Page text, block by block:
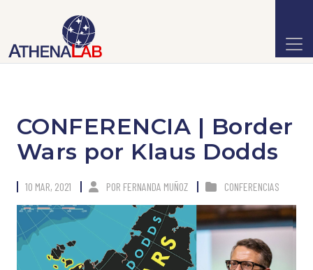
CONFERENCIA | Border
Wars por Klaus Dodds
10 MAR, 2021 POR FERNANDA MUÑOZ CONFERENCIAS